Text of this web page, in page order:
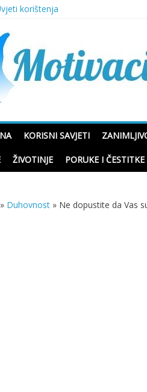
korištenja
Priče
KORISNI SAVJETI
ŽIVOTINJE PORUKE I ČESTITKE
» Duhovnost » Ne dopustite da Vas